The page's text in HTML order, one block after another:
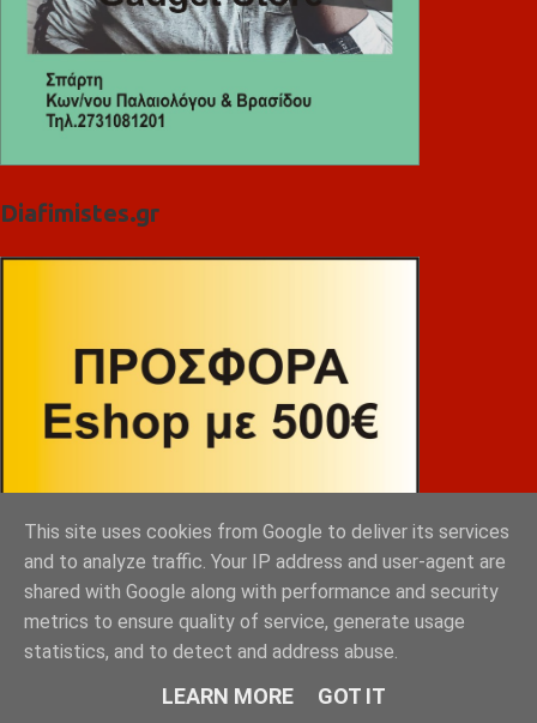
Diafimistes.gr
This site uses cookies from Google to deliver its services
and to analyze traffic. Your IP address and user-agent are
shared with Google along with performance and security
metrics to ensure quality of service, generate usage
statistics, and to detect and address abuse.
LEARN MORE GOT IT